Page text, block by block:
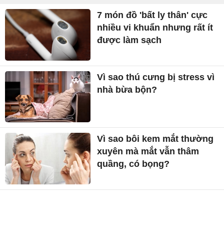
7 món đồ 'bất ly thân' cực
nhiều vi khuẩn nhưng rất ít
được làm sạch
Vì sao thú cưng bị stress vì
nhà bừa bộn?
Vì sao bôi kem mắt thường
xuyên mà mắt vẫn thâm
quầng, có bọng?